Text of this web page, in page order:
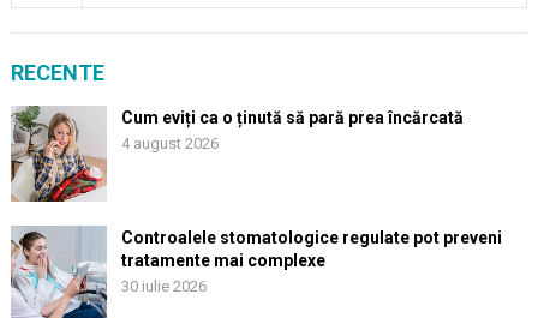
RECENTE
Cum eviți ca o ținută să pară prea încărcată
4 august 2026
Controalele stomatologice regulate pot preveni
tratamente mai complexe
30 iulie 2026